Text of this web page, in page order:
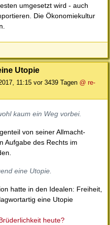
umgesetzt wird - auch
Die Ökonomiekultur
Utopie
11:15 vor 3439 Tagen @ re-
kaum ein Weg vorbei.
von seiner Allmacht-
Aufgabe des Rechts im
eine Utopie.
hatte in den Idealen: Freiheit,
eine Utopie
heute?